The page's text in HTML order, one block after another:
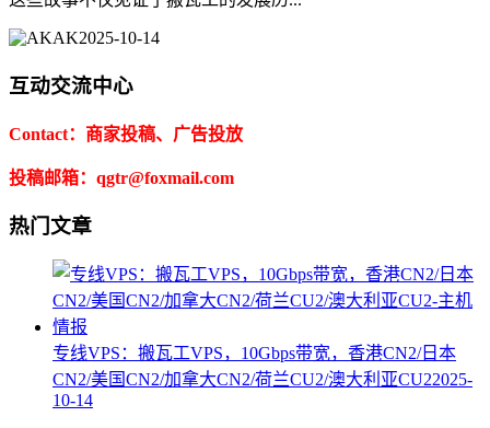
AK2025-10-14
互动交流中心
Contact：商家投稿、广告投放
投稿邮箱：qgtr@foxmail.com
热门文章
专线VPS：搬瓦工VPS，10Gbps带宽，香港CN2/日本
CN2/美国CN2/加拿大CN2/荷兰CU2/澳大利亚CU22025-
10-14